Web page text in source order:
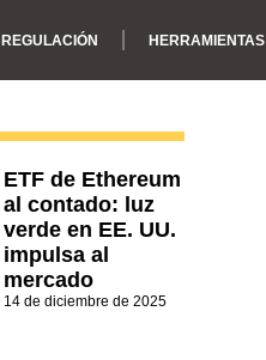
REGULACIÓN HERRAMIENTAS
ETF de Ethereum
al contado: luz
verde en EE. UU.
impulsa al
mercado
14 de diciembre de 2025